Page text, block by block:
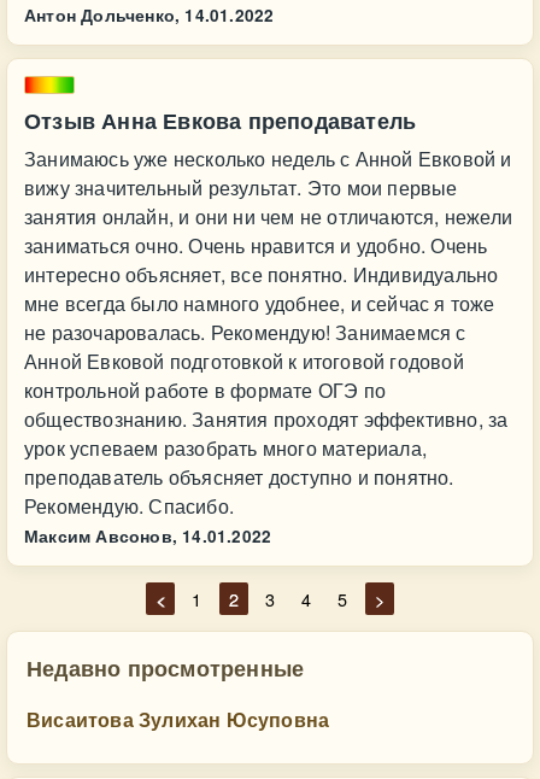
Антон Дольченко, 14.01.2022
Отзыв Анна Евкова преподаватель
Занимаюсь уже несколько недель с Анной Евковой и
вижу значительный результат. Это мои первые
занятия онлайн, и они ни чем не отличаются, нежели
заниматься очно. Очень нравится и удобно. Очень
интересно объясняет, все понятно. Индивидуально
мне всегда было намного удобнее, и сейчас я тоже
не разочаровалась. Рекомендую! Занимаемся с
Анной Евковой подготовкой к итоговой годовой
контрольной работе в формате ОГЭ по
обществознанию. Занятия проходят эффективно, за
урок успеваем разобрать много материала,
преподаватель объясняет доступно и понятно.
Рекомендую. Спасибо.
Максим Авсонов, 14.01.2022
< 1 2 3 4 5 >
Недавно просмотренные
Висаитова Зулихан Юсуповна